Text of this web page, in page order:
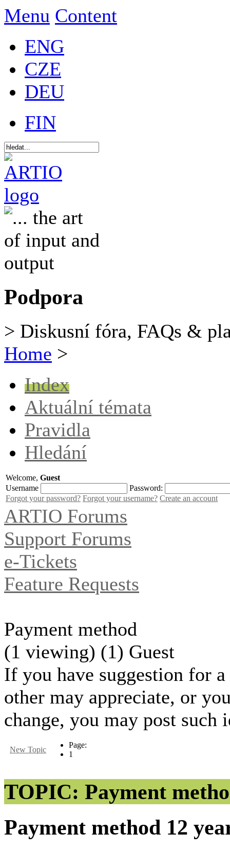
Menu Content
ENG
CZE
DEU
FIN
Podpora
> Diskusní fóra, FAQs &
Home >
Index
Aktuální témata
Pravidla
Hledání
Welcome, Guest
Username
Password:
Forgot your password? Forgot your username? Create an account
ARTIO Forums
Support Forums
e-Tickets
Feature Requests
Payment method
(1 viewing) (1) Guest
If you have suggestion for
other may appreciate, or
change, you may post such
New Topic
Page:
1
TOPIC: Payment
Payment method 12